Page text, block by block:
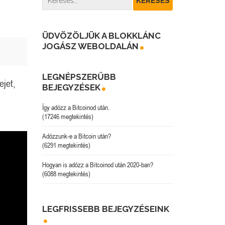
ÜDVÖZÖLJÜK A BLOKKLÁNC
JOGÁSZ WEBOLDALÁN
LEGNÉPSZERŰBB
BEJEGYZÉSEK
Így adózz a Bitcoinod után.
(17246 megtekintés)
Adózzunk-e a Bitcoin után?
(6291 megtekintés)
Hogyan is adózz a Bitcoinod után 2020-ban?
(6088 megtekintés)
LEGFRISSEBB BEJEGYZÉSEINK